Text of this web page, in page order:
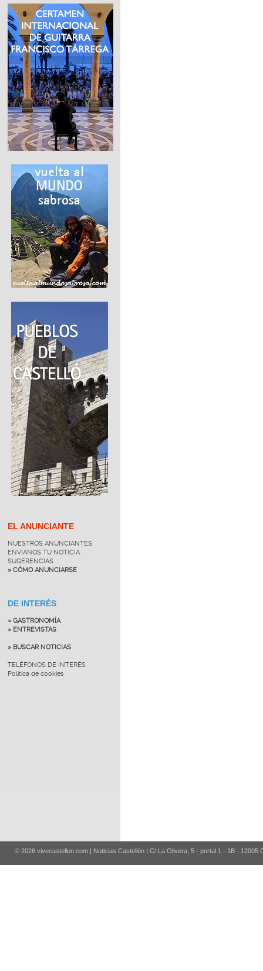
EL ANUNCIANTE
NUESTROS ANUNCIANTES
ENVÍANOS TU NOTICIA
SUGERENCIAS
» CÓMO ANUNCIARSE
DE INTERÉS
» GASTRONOMÍA
» ENTREVISTAS
» BUSCAR NOTICIAS
TELÉFONOS DE INTERÉS
Política de cookies
© 2026 vivecastellon.com | Noticias Castellón | C/ La Olivera, 5 - portal 1 - 1B - 12005